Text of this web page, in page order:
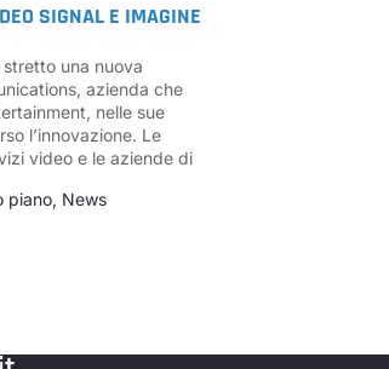
SIGNAL E IMAGINE
una nuova
azienda che
nelle sue
l’innovazione. Le
video e le aziende di
piano, News